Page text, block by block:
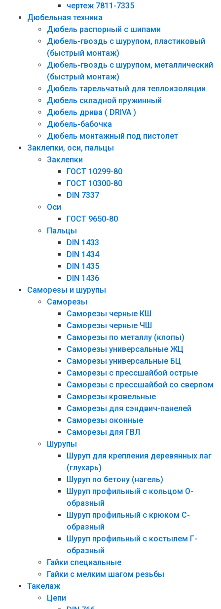
чертеж 7811-7335
Дюбельная техника
Дюбель распорный с шипами
Дюбель-гвоздь с шурупом, пластиковый
(быстрый монтаж)
Дюбель-гвоздь с шурупом, металлический
(быстрый монтаж)
Дюбель тарельчатый для теплоизоляции
Дюбель складной пружинный
Дюбель дрива ( DRIVA )
Дюбель-бабочка
Дюбель монтажный под пистолет
Заклепки, оси, пальцы
Заклепки
ГОСТ 10299-80
ГОСТ 10300-80
DIN 7337
Оси
ГОСТ 9650-80
Пальцы
DIN 1433
DIN 1434
DIN 1435
DIN 1436
Саморезы и шурупы
Саморезы
Саморезы черные КШ
Саморезы черные ЧШ
Саморезы по металлу (клопы)
Саморезы универсальные ЖЦ
Саморезы универсальные БЦ
Саморезы с прессшайбой острые
Саморезы с прессшайбой со сверлом
Саморезы кровельные
Саморезы для сэндвич-панелей
Саморезы оконные
Саморезы для ГВЛ
Шурупы
Шуруп для крепления деревянных лаг
(глухарь)
Шуруп по бетону (нагель)
Шуруп профильный с кольцом О-
образный
Шуруп профильный с крюком С-
образный
Шуруп профильный с костылем Г-
образный
Гайки специальные
Гайки с мелким шагом резьбы
Такелаж
Цепи